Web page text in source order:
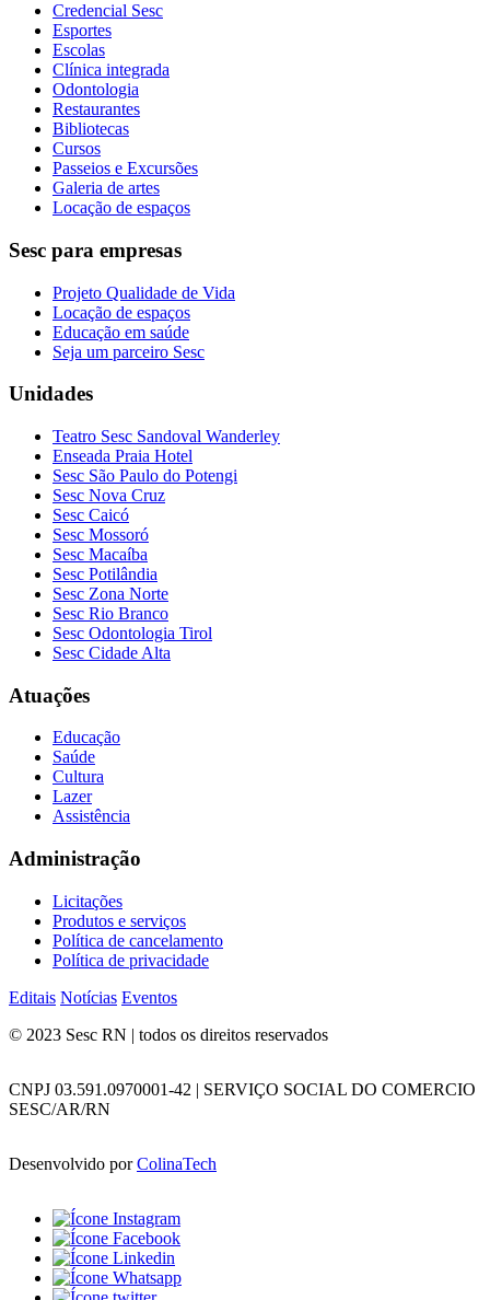
Credencial Sesc
Esportes
Escolas
Clínica integrada
Odontologia
Restaurantes
Bibliotecas
Cursos
Passeios e Excursões
Galeria de artes
Locação de espaços
Sesc para empresas
Projeto Qualidade de Vida
Locação de espaços
Educação em saúde
Seja um parceiro Sesc
Unidades
Teatro Sesc Sandoval Wanderley
Enseada Praia Hotel
Sesc São Paulo do Potengi
Sesc Nova Cruz
Sesc Caicó
Sesc Mossoró
Sesc Macaíba
Sesc Potilândia
Sesc Zona Norte
Sesc Rio Branco
Sesc Odontologia Tirol
Sesc Cidade Alta
Atuações
Educação
Saúde
Cultura
Lazer
Assistência
Administração
Licitações
Produtos e serviços
Política de cancelamento
Política de privacidade
Editais Notícias Eventos
© 2023 Sesc RN | todos os direitos reservados
CNPJ 03.591.0970001-42 | SERVIÇO SOCIAL DO COMERCIO
SESC/AR/RN
Desenvolvido porColinaTech